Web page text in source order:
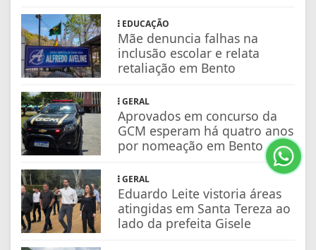
EDUCAÇÃO
Mãe denuncia falhas na
inclusão escolar e relata
retaliação em Bento
GERAL
Aprovados em concurso da
GCM esperam há quatro anos
por nomeação em Bento
GERAL
Eduardo Leite vistoria áreas
atingidas em Santa Tereza ao
lado da prefeita Gisele